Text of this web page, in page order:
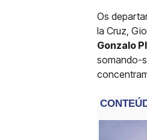
Os
la Cruz,
Gonzalo
somando-